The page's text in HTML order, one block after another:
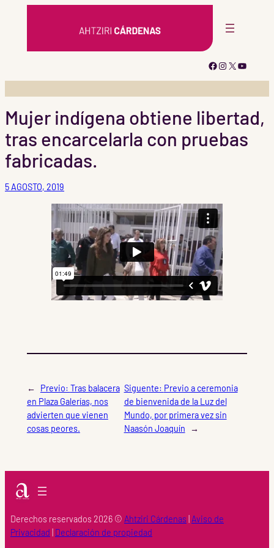
Facebook
Instagram
X YouTube
Mujer indígena obtiene libertad,
tras encarcelarla con pruebas
fabricadas.
5 AGOSTO, 2019
← Previo: Tras balacera
en Plaza Galerías, nos
advierten que vienen
cosas peores.
Siguente: Previo a ceremonia
de bienvenida de la Luz del
Mundo, por primera vez sin
Naasón Joaquín
→
Derechos reservados 2026 © Ahtziri Cárdenas Aviso de
Privacidad Declaración de propiedad